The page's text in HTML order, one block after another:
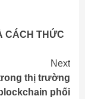
CÁCH THỨC
Next
thị trường
phối